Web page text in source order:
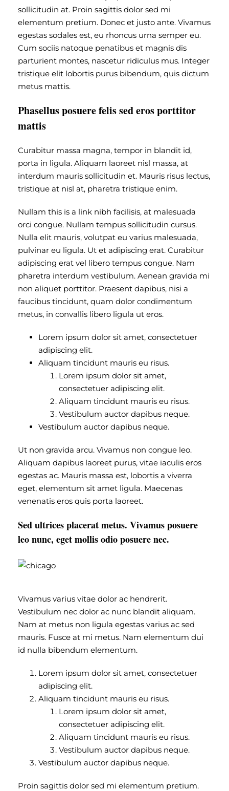
sollicitudin at. Proin sagittis dolor sed mi
elementum pretium. Donec et justo ante. Vivamus
egestas sodales est, eu rhoncus urna semper eu.
Cum sociis natoque penatibus et magnis dis
parturient montes, nascetur ridiculus mus. Integer
tristique elit lobortis purus bibendum, quis dictum
metus mattis.
Phasellus posuere felis sed eros porttitor
mattis
Curabitur massa magna, tempor in blandit id,
porta in ligula. Aliquam laoreet nisl massa, at
interdum mauris sollicitudin et. Mauris risus lectus,
tristique at nisl at, pharetra tristique enim.
Nullam this is a link nibh facilisis, at malesuada
orci congue. Nullam tempus sollicitudin cursus.
Nulla elit mauris, volutpat eu varius malesuada,
pulvinar eu ligula. Ut et adipiscing erat. Curabitur
adipiscing erat vel libero tempus congue. Nam
pharetra interdum vestibulum. Aenean gravida mi
non aliquet porttitor. Praesent dapibus, nisi a
faucibus tincidunt, quam dolor condimentum
metus, in convallis libero ligula ut eros.
Lorem ipsum dolor sit amet, consectetuer
adipiscing elit.
Aliquam tincidunt mauris eu risus.
Lorem ipsum dolor sit amet,
consectetuer adipiscing elit.
Aliquam tincidunt mauris eu risus.
Vestibulum auctor dapibus neque.
Vestibulum auctor dapibus neque.
Ut non gravida arcu. Vivamus non congue leo.
Aliquam dapibus laoreet purus, vitae iaculis eros
egestas ac. Mauris massa est, lobortis a viverra
eget, elementum sit amet ligula. Maecenas
venenatis eros quis porta laoreet.
Sed ultrices placerat metus. Vivamus posuere
leo nunc, eget mollis odio posuere nec.
Vivamus varius vitae dolor ac hendrerit.
Vestibulum nec dolor ac nunc blandit aliquam.
Nam at metus non ligula egestas varius ac sed
mauris. Fusce at mi metus. Nam elementum dui
id nulla bibendum elementum.
Lorem ipsum dolor sit amet, consectetuer
adipiscing elit.
Aliquam tincidunt mauris eu risus.
Lorem ipsum dolor sit amet,
consectetuer adipiscing elit.
Aliquam tincidunt mauris eu risus.
Vestibulum auctor dapibus neque.
Vestibulum auctor dapibus neque.
Proin sagittis dolor sed mi elementum pretium.